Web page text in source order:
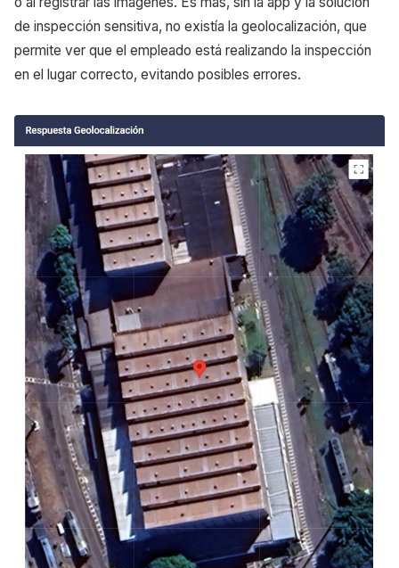
de inspección sensitiva, no existía la geolocalización, que
permite ver que el empleado está realizando la inspección
en el lugar correcto, evitando posibles errores.